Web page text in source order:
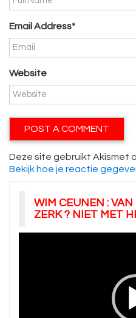
Email Address*
Website
Deze site gebruikt Akismet
Bekijk hoe je reactie
WIM CEUNEN :
ZERK ? NIET MET